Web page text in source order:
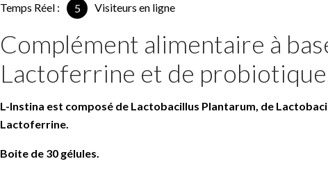
Temps Réel : 5 Visiteurs en ligne
Complément alimentaire à
Lactoferrine et de
L-Instina est composé de Lactobacillus Plantarum, de
Lactoferrine.
Boite de 30 gélules.